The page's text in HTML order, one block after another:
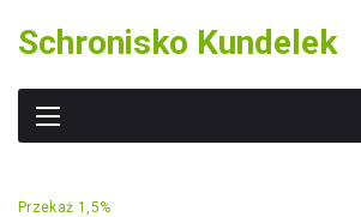
content
Schronisko Kundelek
Przekaż 1,5%